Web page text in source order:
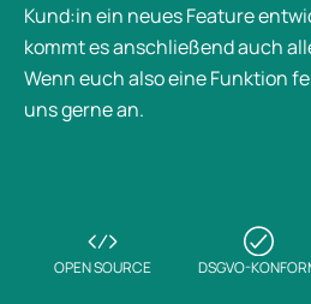
Kund:in ein neues Feature
kommt es anschließend auch
Wenn euch also eine Funktion
uns gerne an.
OPEN SOURCE DSGVO-